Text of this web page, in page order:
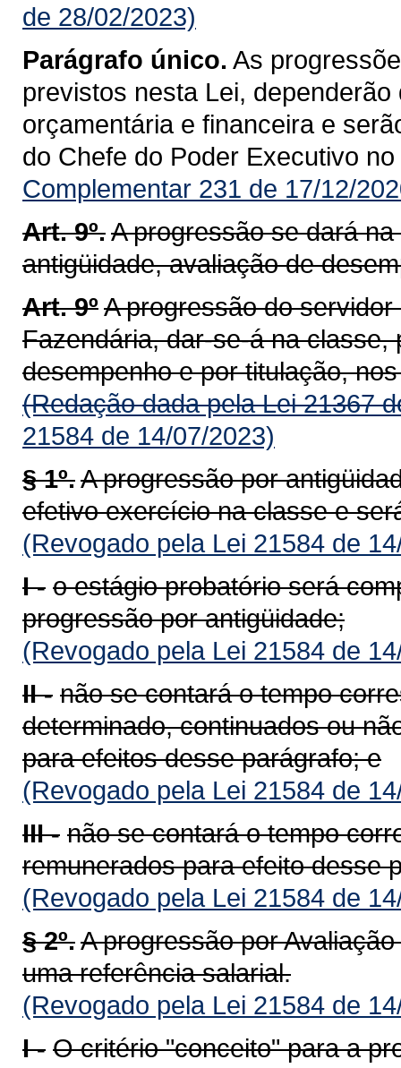
de 28/02/2023)
Parágrafo único. As
previstos nesta Lei,
orçamentária e financeira e
do Chefe do Poder Executivo
Complementar 231 de 17/12/
Art. 9º.A progressão se dará
antigüidade, avaliação de
Art. 9ºA progressão do
Fazendária, dar-se-á na classe,
desempenho e por titulação,
(Redação dada pela Lei 21367
21584 de 14/07/2023)
§ 1º.A progressão por
efetivo exercício na classe e
(Revogado pela Lei 21584 de
I - o estágio probatório será
progressão por antigüidade;
(Revogado pela Lei 21584 de
II - não se contará o tempo
determinado, continuados ou
para efeitos desse parágrafo; e
(Revogado pela Lei 21584 de
III - não se contará o tempo
remunerados para efeito desse
(Revogado pela Lei 21584 de
§ 2º.A progressão por
uma referência salarial.
(Revogado pela Lei 21584 de
I - O critério "conceito" para a